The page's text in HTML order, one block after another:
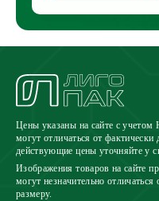
Цены указаны на сайте с учетом
могут отличаться от
действующие цены уточняйте у
Изображения товаров на сайте
могут незначительно
размеру.